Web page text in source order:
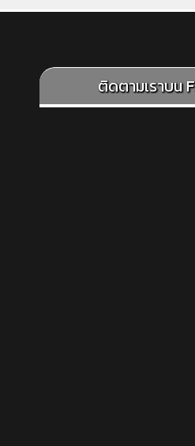
ติดตามเราบน